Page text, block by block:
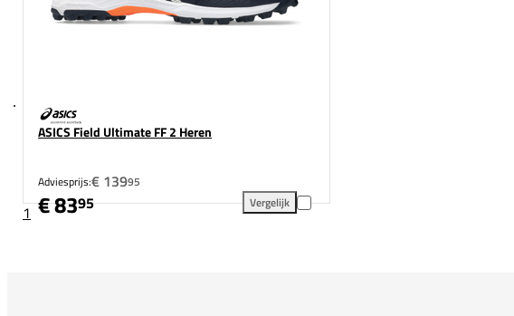
ASICS Field Ultimate FF 2 Heren
Adviesprijs:€ 13995
€ 8395
Vergelijk
ASICS Field Ultimate FF 2 Heren toevoegen aan
1